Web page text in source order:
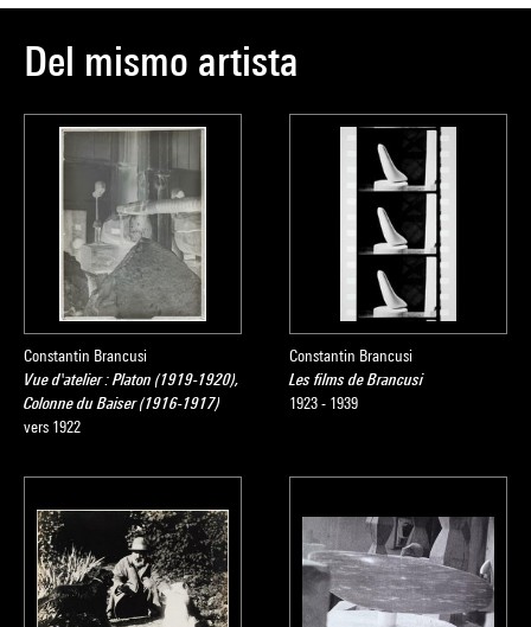
Del mismo artista
Constantin Brancusi
Vue d'atelier : Platon (1919-1920),
Colonne du Baiser (1916-1917)
vers 1922
Constantin Brancusi
Les films de Brancusi
1923 - 1939